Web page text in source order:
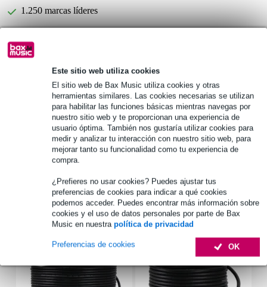
Este sitio web utiliza cookies
El sitio web de Bax Music utiliza cookies y otras
herramientas similares. Las cookies necesarias se utilizan
para habilitar las funciones básicas mientras navegas por
nuestro sitio web y te proporcionan una experiencia de
usuario óptima. También nos gustaría utilizar cookies para
medir y analizar tu interacción con nuestro sitio web, para
mejorar tanto su funcionalidad como tu experiencia de
compra.
¿Prefieres no usar cookies? Puedes ajustar tus
preferencias de cookies para indicar a qué cookies
podemos acceder. Puedes encontrar más información sobre
cookies y el uso de datos personales por parte de Bax
Music en nuestra política de privacidad
OK
Preferencias de cookies
1.250 marcas líderes
Premio de 29,90 €
Información del producto
Tascam CD-400UDAB
reproductor multimedia con sintonizador y Bluetooth
pantalla LCD nítida
Especificaciones completas
Accesorios (11)